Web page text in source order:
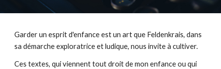
Garder un esprit d'enfance est un art que Feldenkrais, dans
sa démarche exploratrice et ludique, nous invite à cultiver.
Ces textes, qui viennent tout droit de mon enfance ou qui